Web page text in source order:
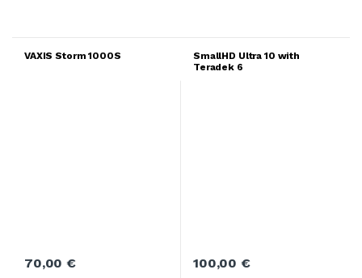
VAXIS Storm 1000S
70,00€
SmallHD Ultra 10 with
Teradek 6
100,00€